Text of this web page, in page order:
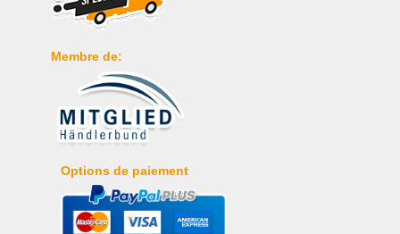
Membre de:
Options de paiement